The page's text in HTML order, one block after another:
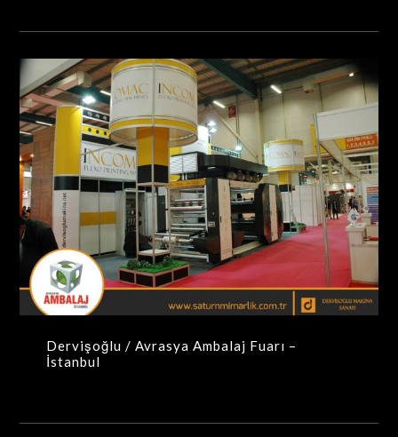
Dervişoğlu / Avrasya Ambalaj Fuarı – İstanbul
MAXIMA-MODÜLER STANDLAR
Dervişoğlu / Avrasya Ambalaj Fuarı –
İstanbul